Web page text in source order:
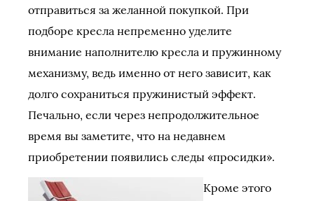
отправиться за желанной покупкой. При
подборе кресла непременно уделите
внимание наполнителю кресла и пружинному
механизму, ведь именно от него зависит, как
долго сохраниться пружинистый эффект.
Печально, если через непродолжительное
время вы заметите, что на недавнем
приобретении появились следы «просидки».
Кроме этого